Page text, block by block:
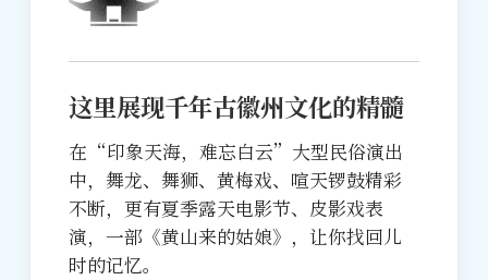
这里展现千年古徽州文化的精髓
在“印象天海，难忘白云”大型民俗演出
中，舞龙、舞狮、黄梅戏、喧天锣鼓精彩
不断，更有夏季露天电影节、皮影戏表
演，一部《黄山来的姑娘》，让你找回儿
时的记忆。